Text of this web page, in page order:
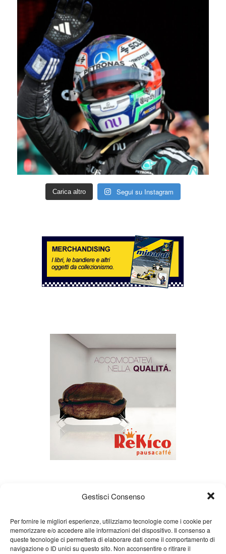
Gestisci Consenso
Per fornire le migliori esperienze, utilizziamo tecnologie come i cookie per
memorizzare e/o accedere alle informazioni del dispositivo. Il consenso a
queste tecnologie ci permetterà di elaborare dati come il comportamento di
navigazione o ID unici su questo sito. Non acconsentire o ritirare il
Carica altro Segui su Instagram
Chi siamo Gian Carlo Minardi Gear